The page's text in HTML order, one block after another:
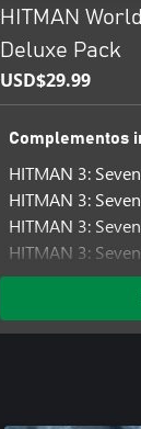
HITMAN
Deluxe Pack
USD$29.99
Complementos
HITMAN 3:
HITMAN 3:
HITMAN 3:
HITMAN 3:
HITMAN 3:
HITMAN 3:
HITMAN 3: